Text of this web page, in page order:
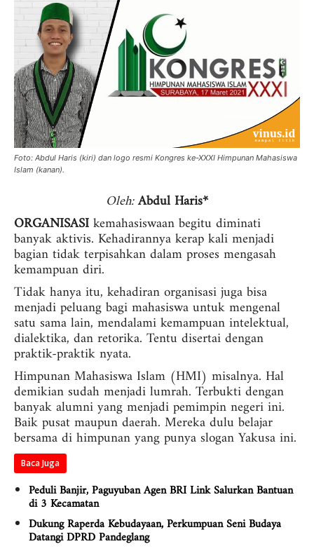
Foto: Abdul Haris (kiri) dan logo resmi Kongres ke-XXXI Himpunan Mahasiswa
Islam (kanan).
Oleh:Abdul Haris*
ORGANISASIkemahasiswaan begitu diminati
banyak aktivis. Kehadirannya kerap kali menjadi
bagian tidak terpisahkan dalam proses mengasah
kemampuan diri.
Tidak hanya itu, kehadiran organisasi juga bisa
menjadi peluang bagi mahasiswa untuk mengenal
satu sama lain, mendalami kemampuan intelektual,
dialektika, dan retorika. Tentu disertai dengan
praktik-praktik nyata.
Himpunan Mahasiswa Islam (HMI) misalnya. Hal
demikian sudah menjadi lumrah. Terbukti dengan
banyak alumni yang menjadi pemimpin negeri ini.
Baik pusat maupun daerah. Mereka dulu belajar
bersama di himpunan yang punya slogan Yakusa ini.
Baca Juga
Peduli Banjir, Paguyuban Agen BRI Link Salurkan Bantuan
di 3 Kecamatan
Dukung Raperda Kebudayaan, Perkumpuan Seni Budaya
Datangi DPRD Pandeglang